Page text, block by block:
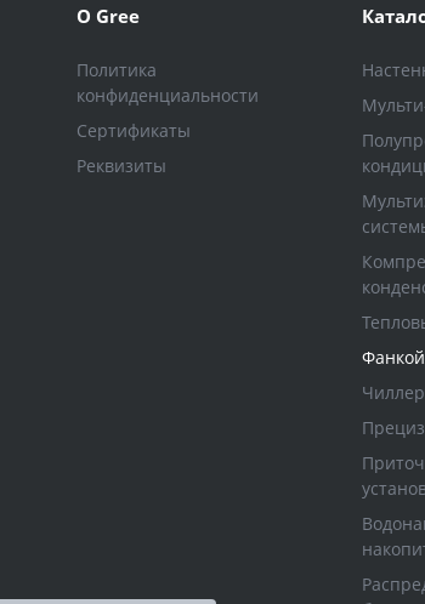
О Gree
Политика
конфиденциальности
Сертификаты
Реквизиты